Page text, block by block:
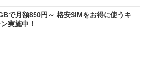
で月額850円～ 格安SIMをお得に使うキ
実施中！